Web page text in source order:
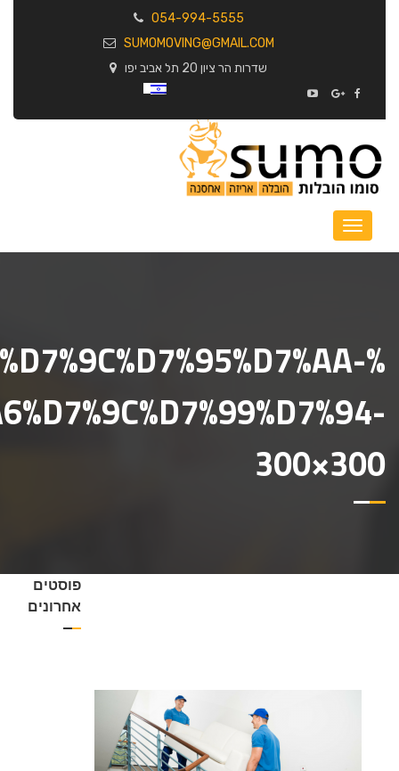
054-994-5555
SUMOMOVING@GMAIL.COM
שדרות הר ציון 20 תל אביב יפו
300×300
פוסטים
אחרונים